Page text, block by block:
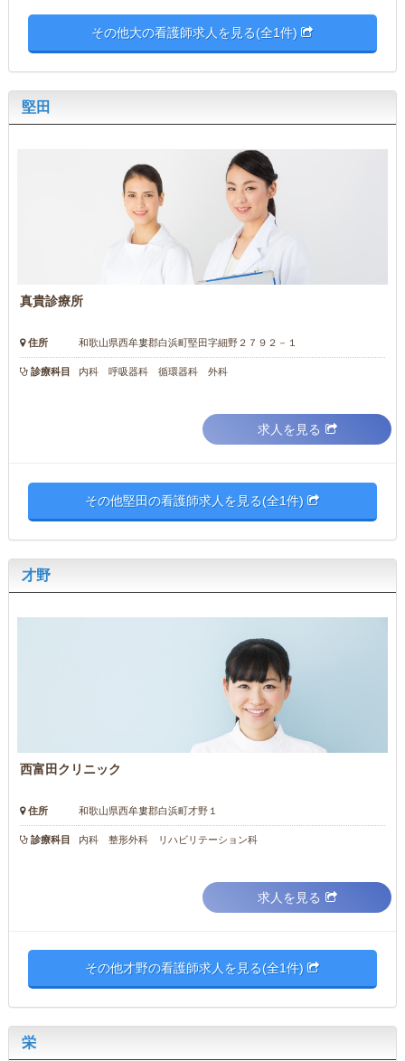
その他大の看護師求人を見る(全1件)
堅田
真貴診療所
住所 和歌山県西牟婁郡白浜町堅田字細野２７９２－１
診療科目 内科 呼吸器科 循環器科 外科
求人を見る
その他堅田の看護師求人を見る(全1件)
才野
西富田クリニック
住所 和歌山県西牟婁郡白浜町才野１
診療科目 内科 整形外科 リハビリテーション科
求人を見る
その他才野の看護師求人を見る(全1件)
栄